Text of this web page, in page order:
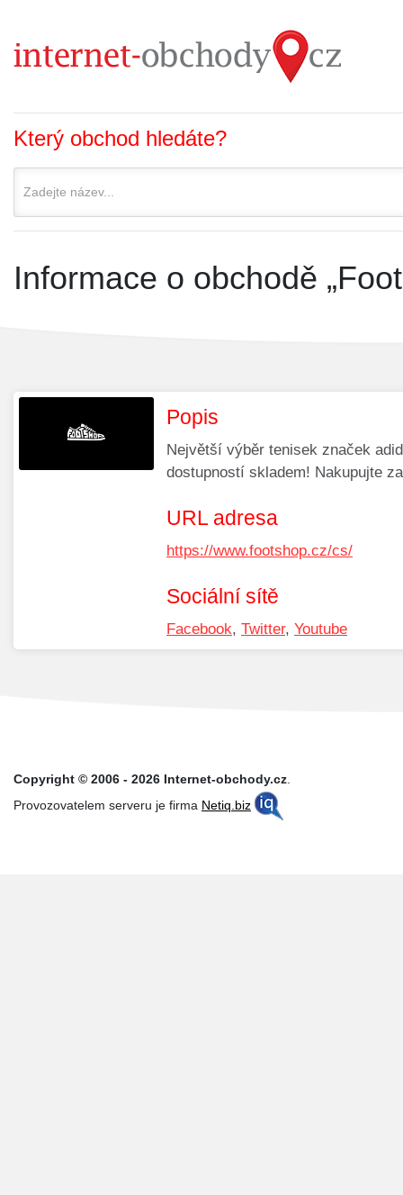
Který obchod hledáte?
Informace o obchodě
Popis
Největší výběr tenisek značek
dostupností skladem! Nakupujte
URL adresa
https://www.footshop.cz/cs/
Sociální sítě
Facebook, Twitter, Youtube
Copyright © 2006 - 2026 Internet-obchody.cz.
Provozovatelem serveru je firma Netiq.biz